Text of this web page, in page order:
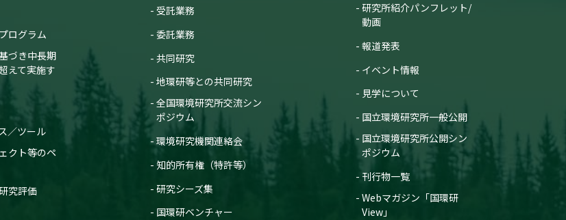
ログラム
づき中長期
えて実施す
／ツール
クト等のペ
究評価
受託業務
委託業務
共同研究
地環研等との共同研究
全国環境研究所交流シン
ポジウム
環境研究機関連絡会
知的所有権（特許等）
研究シーズ集
国環研ベンチャー
研究所紹介パンフレット/
動画
報道発表
イベント情報
見学について
国立環境研究所一般公開
国立環境研究所公開シン
ポジウム
刊行物一覧
Webマガジン「国環研
View」